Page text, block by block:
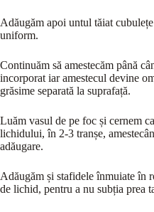
Adăugăm apoi untul tăiat
uniform.
Continuăm să amestecăm până
incorporat iar amestecul devine
grăsime separată la suprafață.
Luăm vasul de pe foc și cernem
lichidului, în 2-3 tranșe,
adăugare.
Adăugăm și stafidele înmuiate în
de lichid, pentru a nu subția prea